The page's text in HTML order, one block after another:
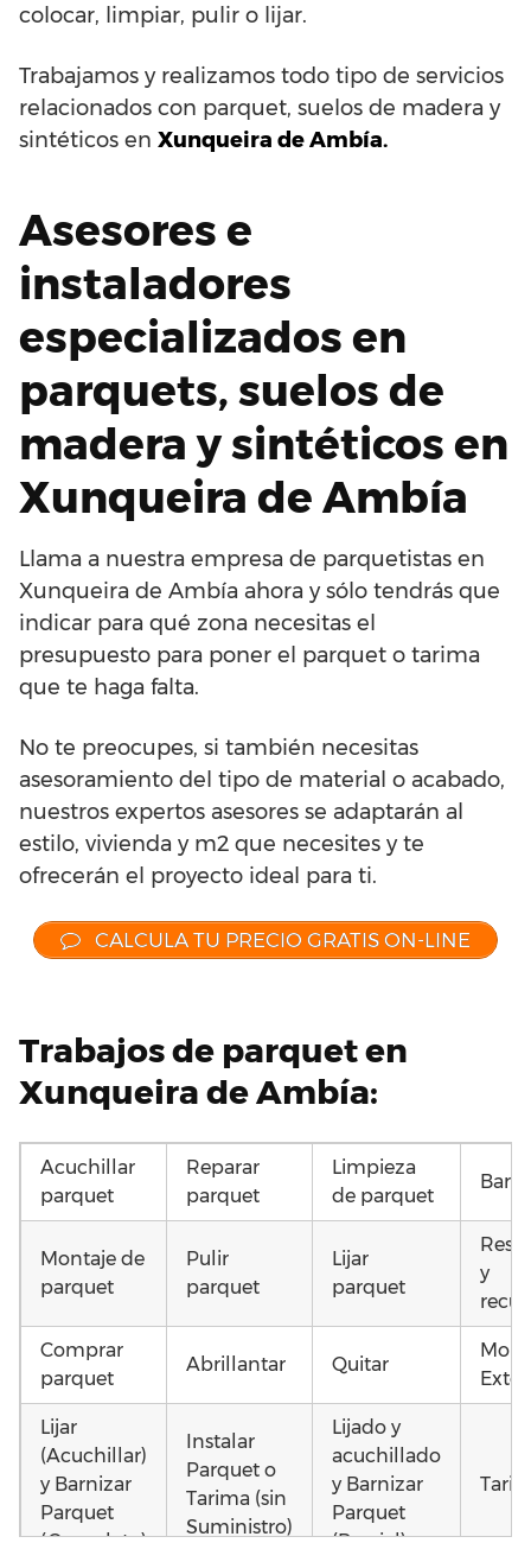
colocar, limpiar, pulir o lijar.
Trabajamos y realizamos todo tipo de servicios
relacionados con parquet, suelos de madera y
sintéticos en Xunqueira de Ambía.
Asesores e
instaladores
especializados en
parquets, suelos de
madera y sintéticos en
Xunqueira de Ambía
Llama a nuestra empresa de parquetistas en
Xunqueira de Ambía ahora y sólo tendrás que
indicar para qué zona necesitas el
presupuesto para poner el parquet o tarima
que te haga falta.
No te preocupes, si también necesitas
asesoramiento del tipo de material o acabado,
nuestros expertos asesores se adaptarán al
estilo, vivienda y m2 que necesites y te
ofrecerán el proyecto ideal para ti.
CALCULA TU PRECIO GRATIS ON-LINE
Trabajos de parquet en
Xunqueira de Ambía:
Acuchillar
parquet
Reparar
parquet
Limpieza
de parquet
Montaje de
parquet
Pulir
parquet
Lijar
parquet
y
Comprar
parquet
Abrillantar Quitar
Lijar
(Acuchillar)
y Barnizar
Parquet
(Completo)
Instalar
Parquet o
Tarima (sin
Suministro)
Lijado y
acuchillado
y Barnizar
Parquet
(Parcial)